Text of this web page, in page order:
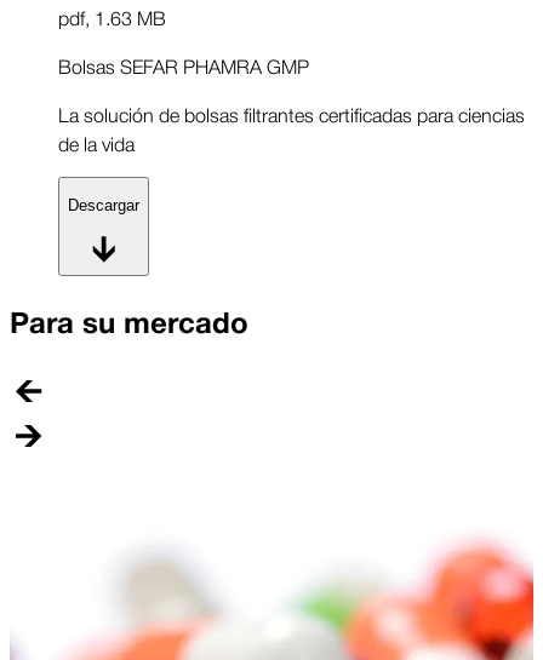
pdf, 1.63 MB
Bolsas SEFAR PHAMRA GMP
La solución de bolsas filtrantes certificadas para ciencias
de la vida
Descargar
Para su mercado